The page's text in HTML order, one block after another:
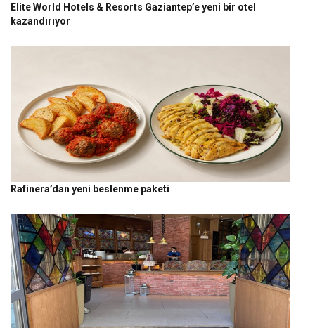
Elite World Hotels & Resorts Gaziantep’e yeni bir otel
kazandırıyor
Rafinera’dan yeni beslenme paketi